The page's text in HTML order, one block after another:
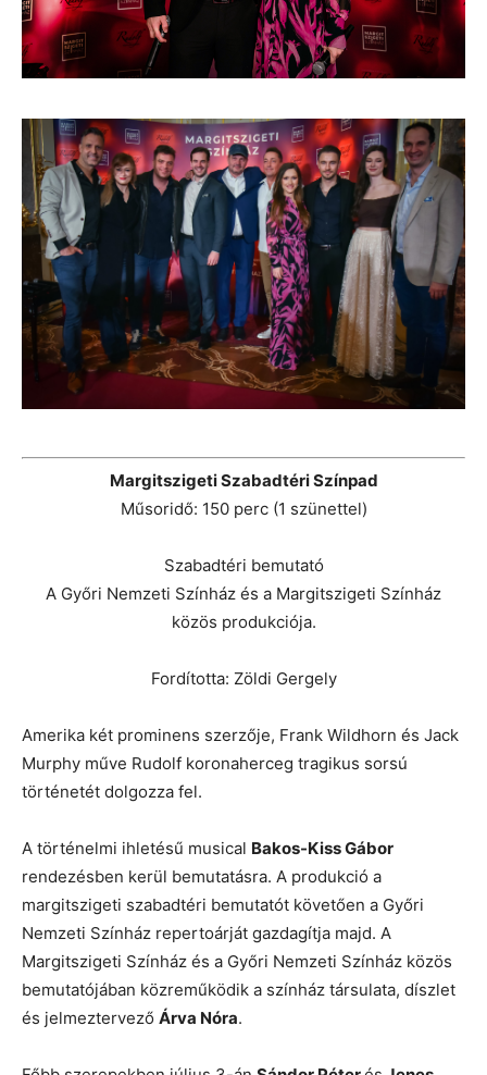
Margitszigeti Szabadtéri Színpad
Műsoridő: 150 perc (1 szünettel)
Szabadtéri bemutató
A Győri Nemzeti Színház és a Margitszigeti Színház
közös produkciója.
Fordította: Zöldi Gergely
Amerika két prominens szerzője, Frank Wildhorn és Jack
Murphy műve Rudolf koronaherceg tragikus sorsú
történetét dolgozza fel.
A történelmi ihletésű musical Bakos-Kiss Gábor
rendezésben kerül bemutatásra. A produkció a
margitszigeti szabadtéri bemutatót követően a Győri
Nemzeti Színház repertoárját gazdagítja majd. A
Margitszigeti Színház és a Győri Nemzeti Színház közös
bemutatójában közreműködik a színház társulata, díszlet
és jelmeztervező Árva Nóra.